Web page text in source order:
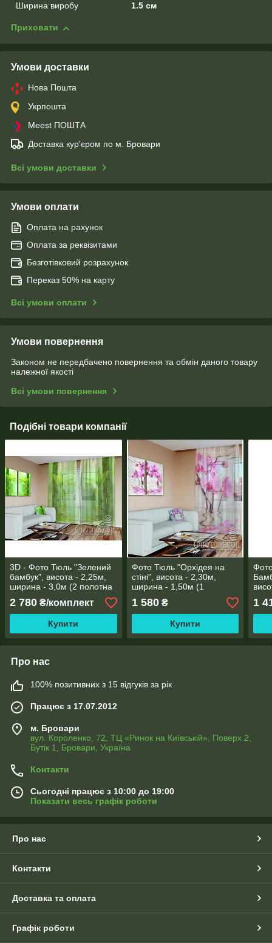
Ширина виробу
1.5 см
Приховати
Умови доставки
Нова Пошта
Укрпошта
Meest ПОШТА
Доставка кур'єром по м. Бровари
Всі умови доставки
Умови оплати
Оплата на рахунок
Оплата за реквізитами
Безготівковий розрахунок
Переказ 50% на карту
Всі умови оплати
Умови повернення
Законом не передбачено повернення та обмін даного товару
належної якості
Всі умови повернення
Подібні товари компанії
3D - Фото Тюль "Зелений
бамбук", висота - 2,25м,
ширина - 3,0м (2 полотна
2 780 ₴/комплект
Купити
Фото Тюль "Орхідея на
стіні", висота - 2,30м,
ширина - 1,50м (1
1 580₴
Купити
1
Про нас
100% позитивних з 15 відгуків за рік
Працює з 17.07.2012
м. Бровари
вул. Короленко, 72, ТЦ «Ринок на Київській», Поверх 2,
Бутік 1, Бровари, Україна
Контакти
Сьогодні працює з 10:00 до 19:00
Показати весь графік роботи
Про нас
Контакти
Доставка та оплата
Графік роботи